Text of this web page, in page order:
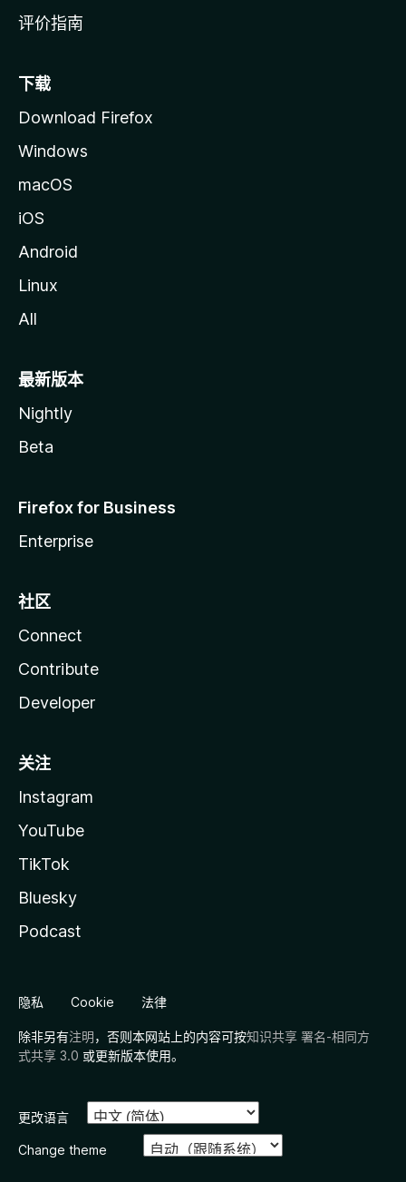
评价指南
下载
Download Firefox
Windows
macOS
iOS
Android
Linux
All
最新版本
Nightly
Beta
Firefox for Business
Enterprise
社区
Connect
Contribute
Developer
关注
Instagram
YouTube
TikTok
Bluesky
Podcast
隐私 Cookie 法律
除非另有注明，否则本网站上的内容可按知识共享 署名-相同方
式共享 3.0 或更新版本使用。
更改语言
Change theme